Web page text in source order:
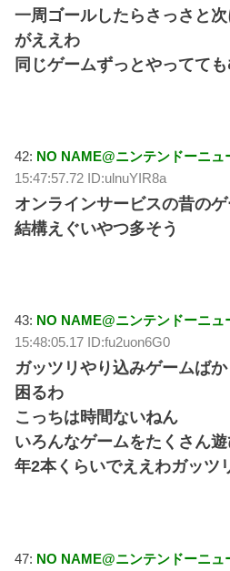
一周ゴールしたらさっさと
がええわ
同じゲームずっとやってて
42: NO NAME@ニンテンドーニュ
15:47:57.72 ID:ulnuYIR8a
オンラインサービスの昔の
結構えぐいやつ多そう
43: NO NAME@ニンテンドーニュ
15:48:05.17 ID:fu2uon6G0
ガッツリやり込みゲームば
困るわ
こっちは時間ないねん
いろんなゲームをたくさん
年2本くらいでええわガッツ
47: NO NAME@ニンテンドーニュ